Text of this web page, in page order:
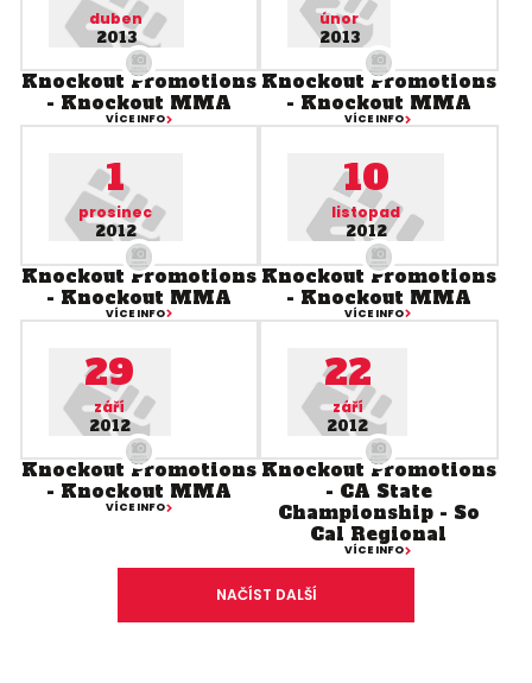
duben
2013
Knockout Promotions
- Knockout MMA
VÍCE INFO
únor
2013
Knockout Promotions
- Knockout MMA
VÍCE INFO
1
prosinec
2012
Knockout Promotions
- Knockout MMA
VÍCE INFO
10
listopad
2012
Knockout Promotions
- Knockout MMA
VÍCE INFO
29
září
2012
Knockout Promotions
- Knockout MMA
VÍCE INFO
22
září
2012
Knockout Promotions
- CA State
Championship - So
Cal Regional
VÍCE INFO
NAČÍST DALŠÍ